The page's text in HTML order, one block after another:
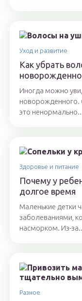
Уход и развитие
Как убрать
Иногда можно
новорожденного.
это
Здоровье и питание
Почему у
долгое время
Маленькие детки
заболеваниями,
насморком. Из-
Разное